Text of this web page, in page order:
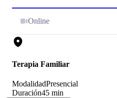
Online
Terapia Familiar
ModalidadPresencial
Duración45 min